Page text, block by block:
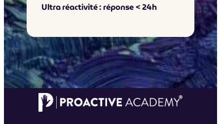
Ultra réactivité : réponse < 24h